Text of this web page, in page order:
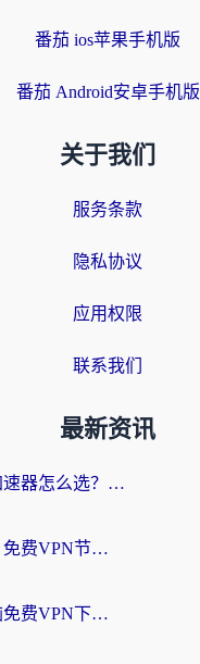
番茄 ios苹果手机版
番茄 Android安卓手机版
关于我们
服务条款
隐私协议
应用权限
联系我们
最新资讯
国外翻回国内的加速器怎么选？海外党亲测实用指南，告别地域限制
海外党避坑指南：免费VPN节点真的靠谱吗？教你选对回国加速器无缝访问国内资源
海外党必看：电脑免费VPN下载指南+回国加速器选择全攻略，告别地区限制